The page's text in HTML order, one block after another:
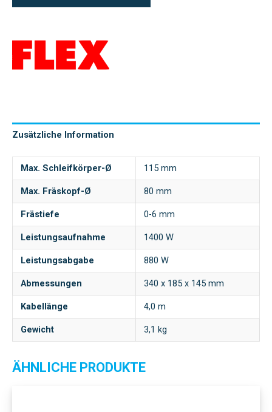
Zusätzliche Information
Max. Schleifkörper-Ø 115 mm
Max. Fräskopf-Ø 80 mm
Frästiefe 0-6 mm
Leistungsaufnahme 1400 W
Leistungsabgabe 880 W
Abmessungen 340 x 185 x 145 mm
Kabellänge 4,0 m
Gewicht 3,1 kg
ÄHNLICHE PRODUKTE